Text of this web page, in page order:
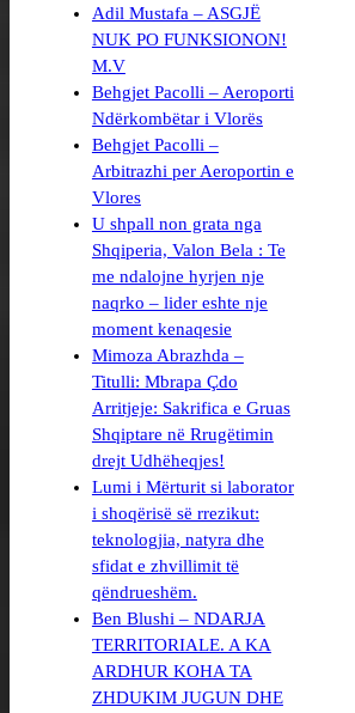
Adil Mustafa – ASGJË
NUK PO FUNKSIONON!
M.V
Behgjet Pacolli – Aeroporti
Ndërkombëtar i Vlorës
Behgjet Pacolli –
Arbitrazhi per Aeroportin e
Vlores
U shpall non grata nga
Shqiperia, Valon Bela : Te
me ndalojne hyrjen nje
naqrko – lider eshte nje
moment kenaqesie
Mimoza Abrazhda –
Titulli: Mbrapa Çdo
Arritjeje: Sakrifica e Gruas
Shqiptare në Rrugëtimin
drejt Udhëheqjes!
Lumi i Mërturit si laborator
i shoqërisë së rrezikut:
teknologjia, natyra dhe
sfidat e zhvillimit të
qëndrueshëm.
Ben Blushi – NDARJA
TERRITORIALE. A KA
ARDHUR KOHA TA
ZHDUKIM JUGUN DHE